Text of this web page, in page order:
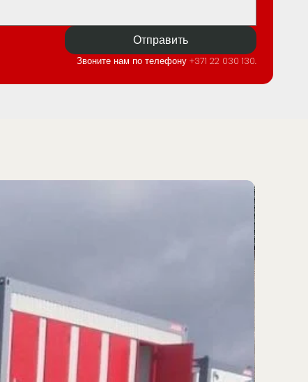
Отправить
Звоните нам по телефону +371 22 030 130.